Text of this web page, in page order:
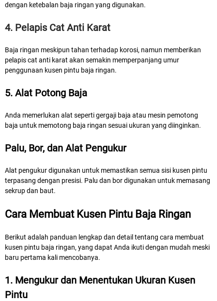
dengan ketebalan baja ringan yang digunakan.
4. Pelapis Cat Anti Karat
Baja ringan meskipun tahan terhadap korosi, namun memberikan
pelapis cat anti karat akan semakin memperpanjang umur
penggunaan kusen pintu baja ringan.
5. Alat Potong Baja
Anda memerlukan alat seperti gergaji baja atau mesin pemotong
baja untuk memotong baja ringan sesuai ukuran yang diinginkan.
Palu, Bor, dan Alat Pengukur
Alat pengukur digunakan untuk memastikan semua sisi kusen pintu
terpasang dengan presisi. Palu dan bor digunakan untuk memasang
sekrup dan baut.
Cara Membuat Kusen Pintu Baja Ringan
Berikut adalah panduan lengkap dan detail tentang cara membuat
kusen pintu baja ringan, yang dapat Anda ikuti dengan mudah meski
baru pertama kali mencobanya.
1. Mengukur dan Menentukan Ukuran Kusen
Pintu